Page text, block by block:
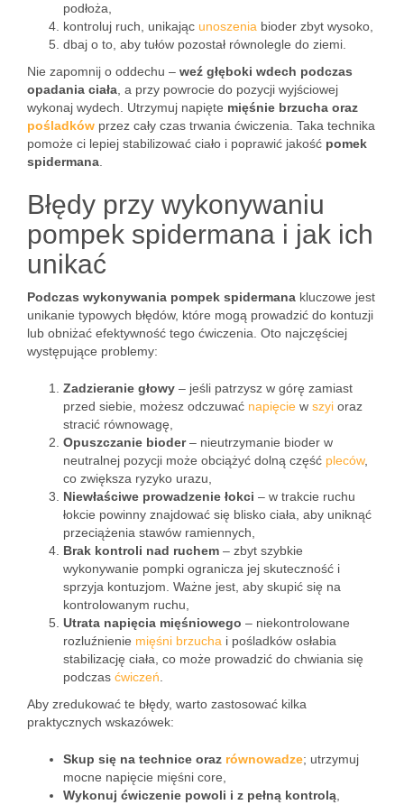
podłoża,
kontroluj ruch, unikając unoszenia bioder zbyt wysoko,
dbaj o to, aby tułów pozostał równolegle do ziemi.
Nie zapomnij o oddechu – weź głęboki wdech podczas
opadania ciała , a przy powrocie do pozycji wyjściowej
wykonaj wydech. Utrzymuj napięte mięśnie brzucha oraz
pośladków przez cały czas trwania ćwiczenia. Taka technika
pomoże ci lepiej stabilizować ciało i poprawić jakość pomek
spidermana
Błędy przy wykonywaniu
pompek spidermana i jak ich
unikać
Podczas wykonywania pompek spidermana kluczowe jest
unikanie typowych błędów, które mogą prowadzić do kontuzji
lub obniżać efektywność tego ćwiczenia. Oto najczęściej
występujące problemy:
Zadzieranie głowy – jeśli patrzysz w górę zamiast
przed siebie, możesz odczuwać napięcie w szyi oraz
stracić równowagę,
Opuszczanie bioder– nieutrzymanie bioder w
neutralnej pozycji może obciążyć dolną część pleców,
co zwiększa ryzyko urazu,
Niewłaściwe prowadzenie łokci – w trakcie ruchu
łokcie powinny znajdować się blisko ciała, aby uniknąć
przeciążenia stawów ramiennych,
Brak kontroli nad ruchem – zbyt szybkie
wykonywanie pompki ogranicza jej skuteczność i
sprzyja kontuzjom. Ważne jest, aby skupić się na
kontrolowanym ruchu,
Utrata napięcia mięśniowego – niekontrolowane
rozluźnienie mięśni brzucha i pośladków osłabia
stabilizację ciała, co może prowadzić do chwiania się
podczas ćwiczeń
Aby zredukować te błędy, warto zastosować kilka
praktycznych wskazówek:
Skup się na technice oraz równowadze; utrzymuj
mocne napięcie mięśni core,
Wykonuj ćwiczenie powoli i z pełną kontrolą